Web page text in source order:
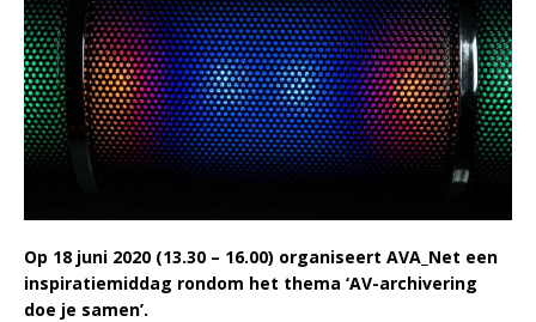
Op 18 juni 2020 (13.30 – 16.00) organiseert AVA_Net een
inspiratiemiddag rondom het thema ‘AV-archivering
doe je samen’.